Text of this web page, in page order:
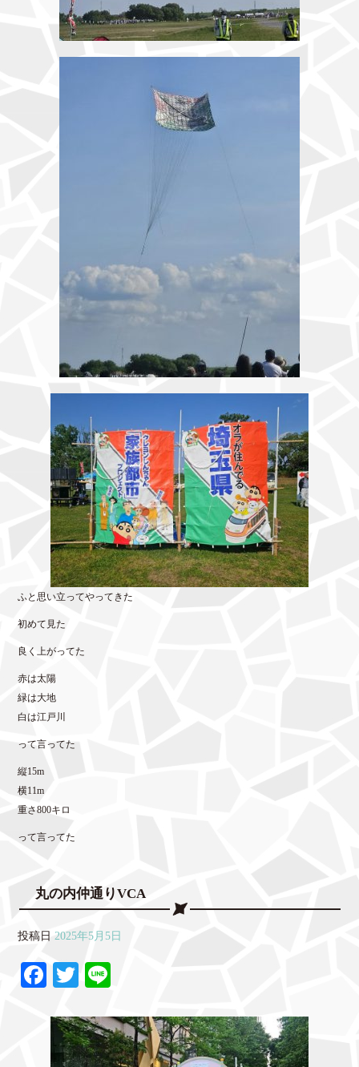
ふと思い立ってやってきた
初めて見た
良く上がってた
赤は太陽
緑は大地
白は江戸川
って言ってた
縦15m
横11m
重さ800キロ
って言ってた
丸の内仲通りVCA
投稿日 2025年5月5日
Fa
bo
ok
T
tte
r